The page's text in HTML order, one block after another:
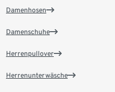
Damenhosen
Damenschuhe
Herrenpullover
Herrenunterwäsche